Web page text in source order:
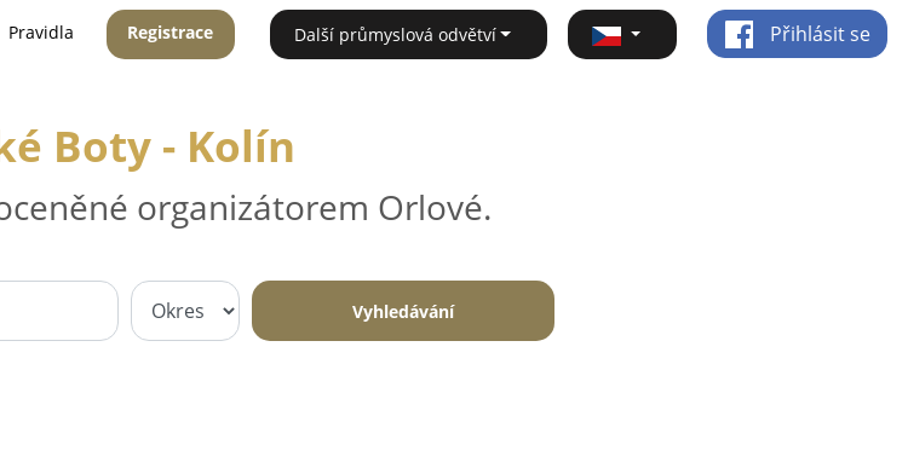
Pravidla Registrace Další průmyslová odvětví Přihlásit se
Boty - Kolín
organizátorem Orlové.
Vyhledávání